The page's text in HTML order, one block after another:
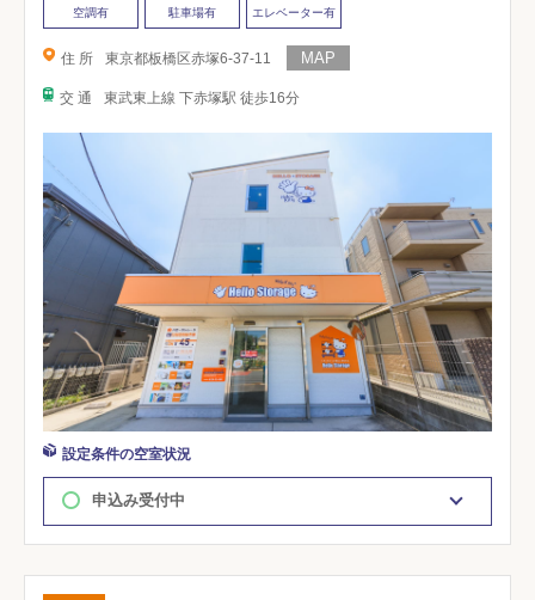
空調有 駐車場有 エレベーター有
住 所 東京都板橋区赤塚6-37-11
交 通 東武東上線 下赤塚駅 徒歩16分
設定条件の空室状況
申込み受付中